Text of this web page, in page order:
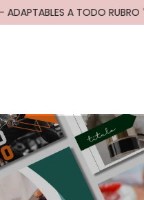
A TODO RUBRO 💣